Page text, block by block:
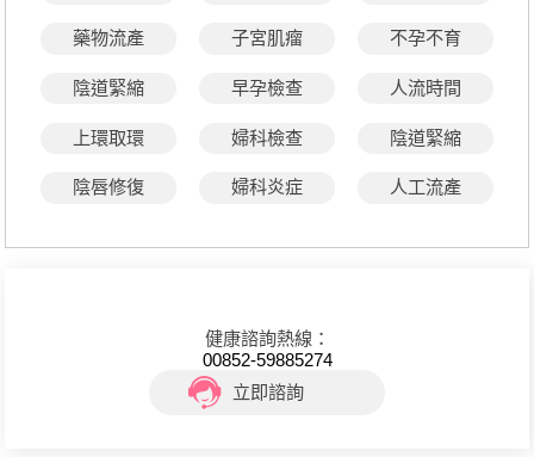
藥物流產 子宮肌瘤 不孕不育
陰道緊縮 早孕檢查 人流時間
上環取環 婦科檢查 陰道緊縮
陰唇修復 婦科炎症 人工流產
健康諮詢熱線：
00852-59885274
立即諮詢